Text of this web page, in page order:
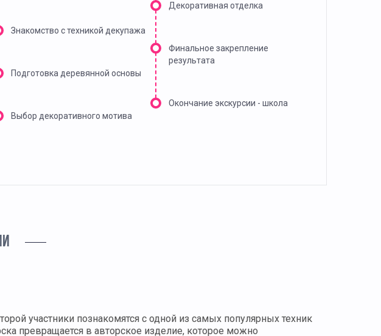
Знакомство с техникой декупажа
Подготовка деревянной основы
Выбор декоративного мотива
Декоративная отделка
Финальное закрепление
результата
Окончание экскурсии - школа
участники познакомятся с одной из самых популярных техник
превращается в авторское изделие, которое можно